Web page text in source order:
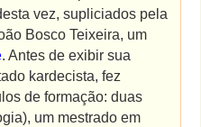
vez, supliciados pela
Bosco Teixeira, um
. Antes de exibir sua
kardecista, fez
de formação: duas
um mestrado em